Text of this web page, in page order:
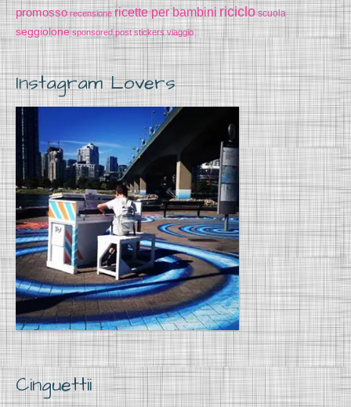
promosso recensione ricette per bambini riciclo scuola
seggiolone sponsored post stickers viaggio
Instagram Lovers
Cinguettii